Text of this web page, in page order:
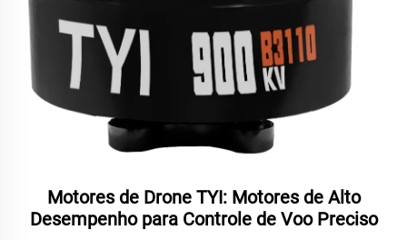
Motores de Drone TYI: Motores de Alto
Desempenho para Controle de Voo Preciso